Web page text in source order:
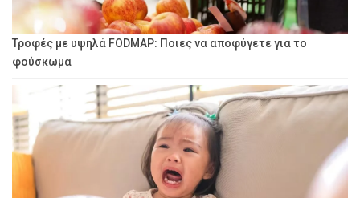
Τροφές με υψηλά FODMAP: Ποιες να αποφύγετε για το
φούσκωμα